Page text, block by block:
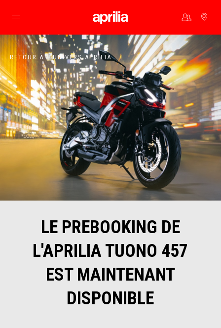
Aller au contenu principal
RETOUR À L'UNIVERS APRILIA
LE PREBOOKING DE
L'APRILIA TUONO 457
EST MAINTENANT
DISPONIBLE